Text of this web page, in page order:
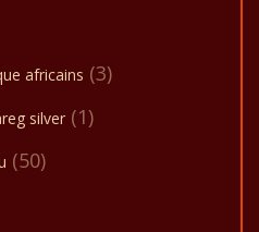
africains (3)
silver (1)
(50)